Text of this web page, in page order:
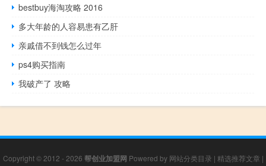
bestbuy海淘攻略 2016
多大年龄的人容易患有乙肝
亲戚借不到钱怎么过年
ps4购买指南
我破产了 攻略
Copyright © 2012 - 2026 帮创业加盟网 Powered by 网站分类目录 | 精选推荐文章 |